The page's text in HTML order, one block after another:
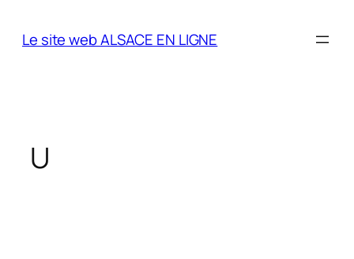
Le site web ALSACE EN LIGNE
U